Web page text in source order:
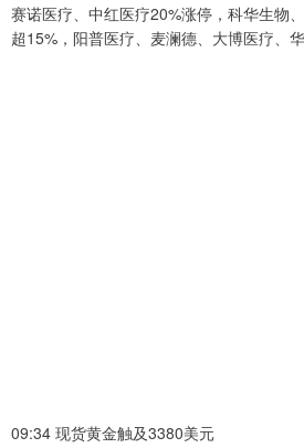
赛诺医疗、中红医疗20%涨停，科华生物
超15%，阳普医疗、麦澜德、大博医疗、华
09:34 现货黄金触及3380美元